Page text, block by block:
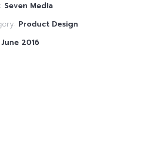
Seven Media
Product Design
June 2016